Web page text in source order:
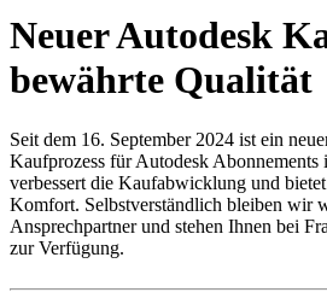
Neuer Autodesk
bewährte Qualität
Seit dem 16. September 2024 ist ein
Kaufprozess für Autodesk Abonnements
verbessert die Kaufabwicklung und
Komfort. Selbstverständlich bleiben wir
Ansprechpartner und stehen Ihnen bei
zur Verfügung.